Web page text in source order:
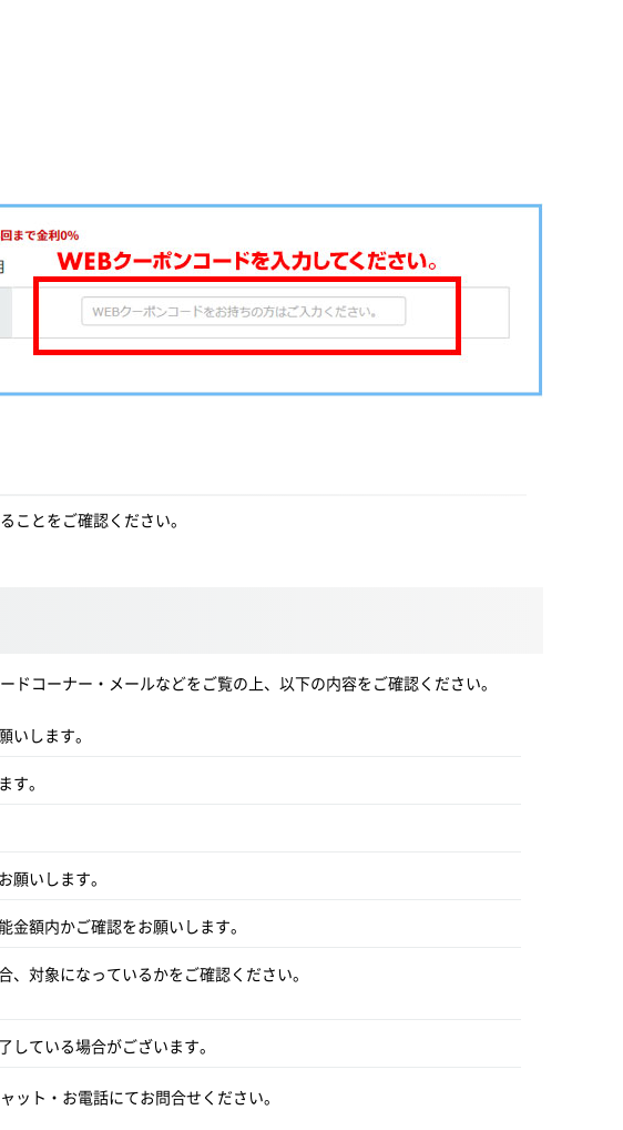
ことをご確認ください。
コーナー・メールなどをご覧の上、以下の内容をご確認ください。
します。
す。
いします。
額内かご確認をお願いします。
対象になっているかをご確認ください。
ている場合がございます。
ット・お電話にてお問合せください。